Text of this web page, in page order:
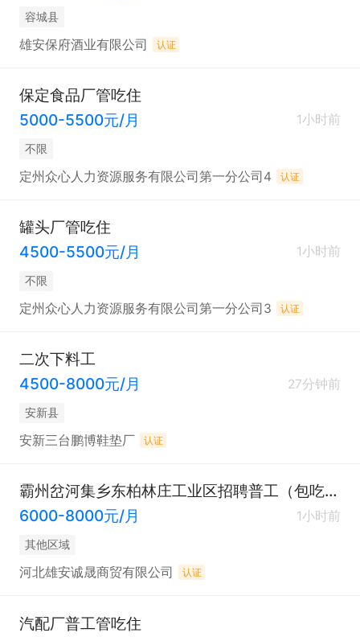
容城县
雄安保府酒业有限公司 认证
保定食品厂管吃住
5000-5500元/月
1小时前
不限
定州众心人力资源服务有限公司第一分公司4 认证
罐头厂管吃住
4500-5500元/月
1小时前
不限
定州众心人力资源服务有限公司第一分公司3 认证
二次下料工
4500-8000元/月
27分钟前
安新县
安新三台鹏博鞋垫厂 认证
霸州岔河集乡东柏林庄工业区招聘普工（包吃包住）
6000-8000元/月
1小时前
其他区域
河北雄安诚晟商贸有限公司 认证
汽配厂普工管吃住